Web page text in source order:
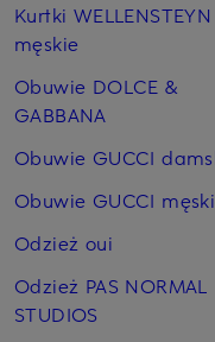
Kurtki WELLENSTEYN
męskie
Obuwie DOLCE &
GABBANA
Obuwie GUCCI
Obuwie GUCCI
Odzież oui
Odzież PAS NORMAL
STUDIOS